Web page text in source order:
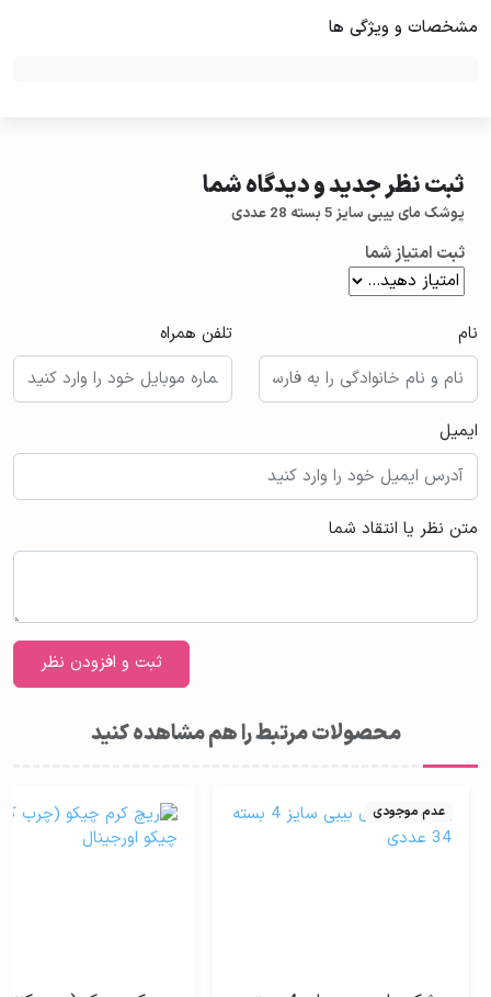
مشخصات و ویژگی ها
ثبت نظر جدید و دیدگاه شما
پوشک مای بیبی سایز 5 بسته 28 عددی
ثبت امتیاز شما
متن نظر یا انتقاد شما
نام تلفن همراه
ایمیل
محصولات مرتبط را هم مشاهده کنید
عدم موجودی